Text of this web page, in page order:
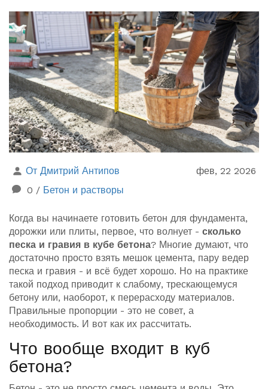
От Дмитрий Антипов
фев, 22 2026
0 / Бетон и растворы
Когда вы начинаете готовить бетон для фундамента,
дорожки или плиты, первое, что волнует - сколько
песка и гравия в кубе бетона? Многие думают, что
достаточно просто взять мешок цемента, пару ведер
песка и гравия - и всё будет хорошо. Но на практике
такой подход приводит к слабому, трескающемуся
бетону или, наоборот, к перерасходу материалов.
Правильные пропорции - это не совет, а
необходимость. И вот как их рассчитать.
Что вообще входит в куб
бетона?